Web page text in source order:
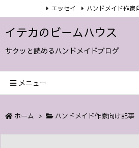
イテカのビームハウス
サクッと読めるハンドメイドブログ
メニュー
エッセイ ハンドメイド作家
ホーム > ハンドメイド作家向け記事